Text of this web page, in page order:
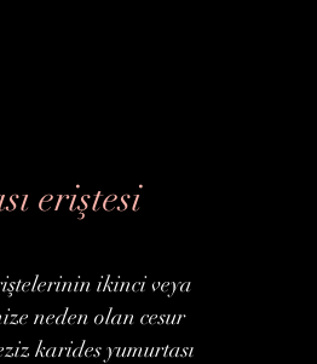
eriştesi
ikinci veya
neden olan cesur
karides yumurtası